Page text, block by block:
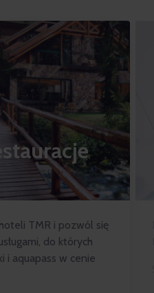
TMR i pozwól się
do których
i aquapass w cenie